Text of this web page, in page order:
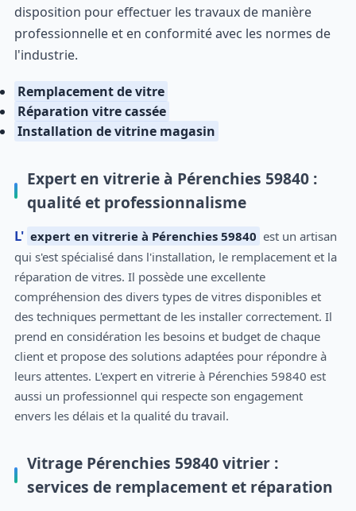
disposition pour effectuer les travaux de manière
professionnelle et en conformité avec les normes de
l'industrie.
Remplacement de vitre
Réparation vitre cassée
Installation de vitrine magasin
Expert en vitrerie à Pérenchies 59840 :
qualité et professionnalisme
L' expert en vitrerie à Pérenchies 59840 est un artisan
qui s'est spécialisé dans l'installation, le remplacement et la
réparation de vitres. Il possède une excellente
compréhension des divers types de vitres disponibles et
des techniques permettant de les installer correctement. Il
prend en considération les besoins et budget de chaque
client et propose des solutions adaptées pour répondre à
leurs attentes. L'expert en vitrerie à Pérenchies 59840 est
aussi un professionnel qui respecte son engagement
envers les délais et la qualité du travail.
Vitrage Pérenchies 59840 vitrier :
services de remplacement et réparation